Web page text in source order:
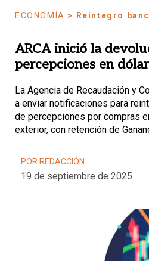
ECONOMÍA > Reintegro
ARCA inició la
percepciones en
La Agencia de Recaudación y
a enviar notificaciones para
de percepciones por compras
exterior, con retención de
POR REDACCIÓN
19 de septiembre de 2025